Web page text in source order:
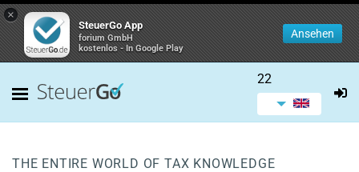
×
SteuerGo App
forium GmbH
kostenlos - In Google Play
Ansehen
22
THE ENTIRE WORLD OF TAX KNOWLEDGE